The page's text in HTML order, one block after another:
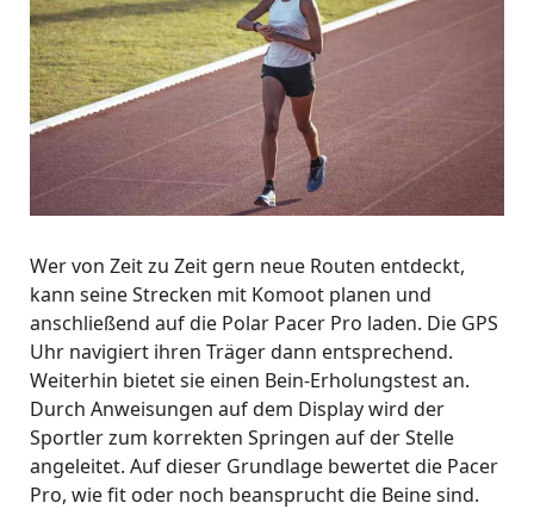
Wer von Zeit zu Zeit gern neue Routen entdeckt,
kann seine Strecken mit Komoot planen und
anschließend auf die Polar Pacer Pro laden. Die GPS
Uhr navigiert ihren Träger dann entsprechend.
Weiterhin bietet sie einen Bein-Erholungstest an.
Durch Anweisungen auf dem Display wird der
Sportler zum korrekten Springen auf der Stelle
angeleitet. Auf dieser Grundlage bewertet die Pacer
Pro, wie fit oder noch beansprucht die Beine sind.